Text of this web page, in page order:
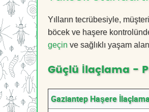
Yılların tecrübesiyle,
böcek ve haşere
geçin ve sağlıklı yaşam
Güçlü İlaçlama -
Gaziantep Haşere